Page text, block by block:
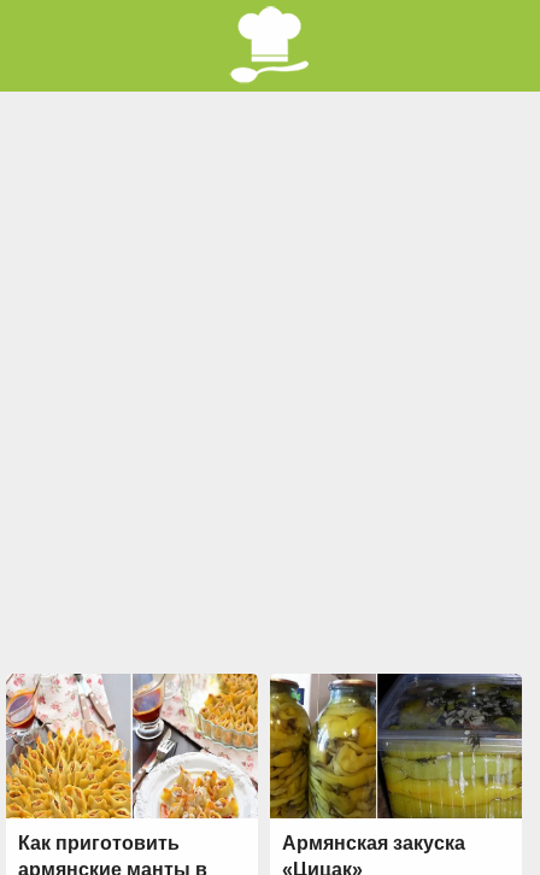
Как приготовить
армянские манты в
Армянская закуска
«Цицак»